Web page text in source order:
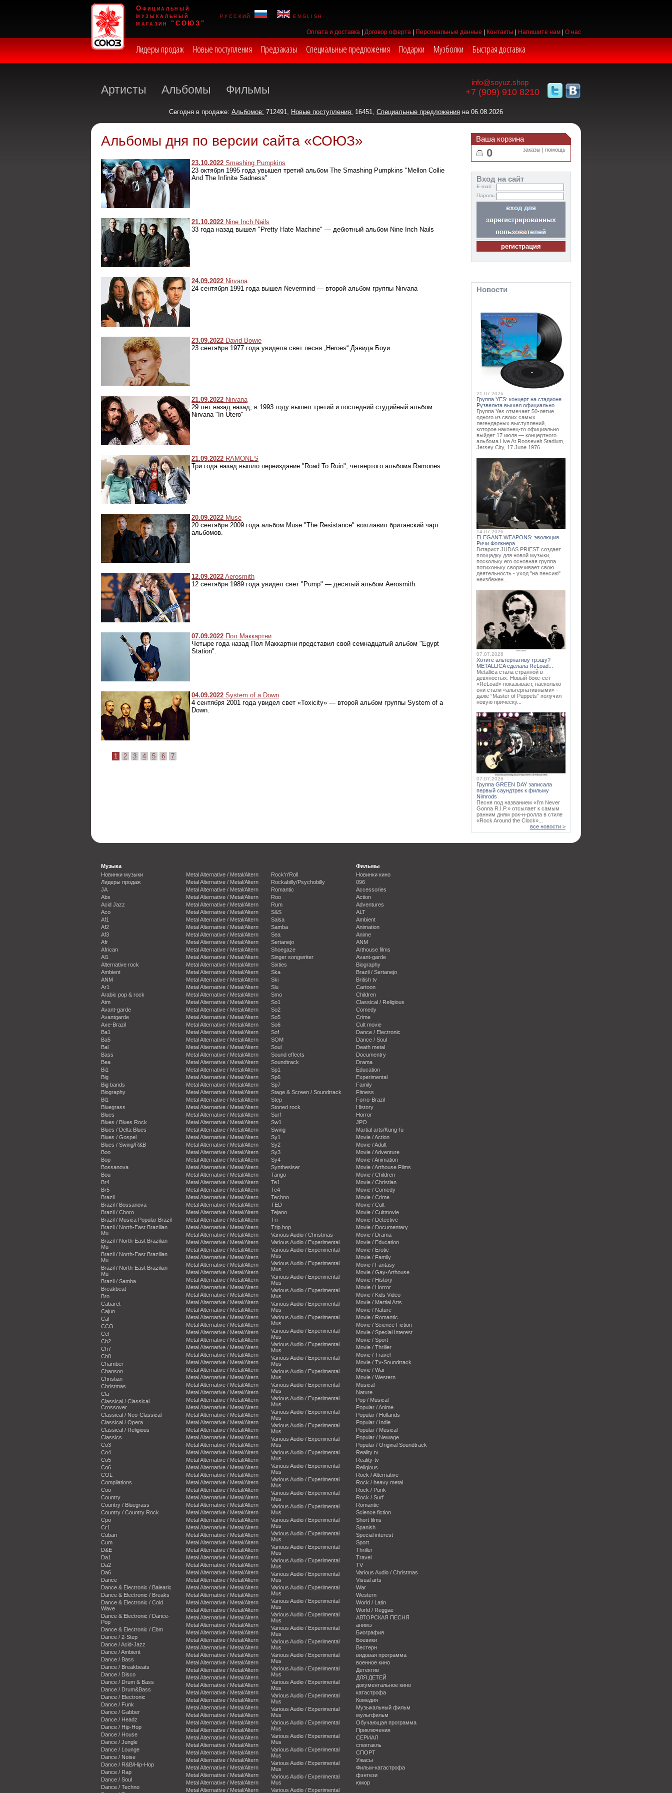
Официальный
музыкальный
магазин "СОЮЗ"
русский english
Оплата и доставка Договор оферта Персональные данные Контакты Напишите нам О нас
Лидеры продаж Новые поступления Предзаказы Специальные предложения Подарки Музболки Быстрая доставка
info@soyuz.shop
+7 (909) 910 8210
Артисты Альбомы Фильмы
Сегодня в продаже: Альбомов: 712491, Новые поступления: 16451, Специальные предложения на 06.08.2026
Альбомы дня по версии сайта «СОЮЗ»
23.10.2022 Smashing Pumpkins
23 октября 1995 года увышел третий альбом The Smashing Pumpkins "Mellon Collie
And The Infinite Sadness"
21.10.2022 Nine Inch Nails
33 года назад вышел "Pretty Hate Machine" — дебютный альбом Nine Inch Nails
24.09.2022 Nirvana
24 сентября 1991 года вышел Nevermind — второй альбом группы Nirvana
23.09.2022 David Bowie
23 сентября 1977 года увидела свет песня „Heroes“ Дэвида Боуи
21.09.2022 Nirvana
29 лет назад назад, в 1993 году вышел третий и последний студийный альбом
Nirvana "In Utero"
21.09.2022 RAMONES
Три года назад вышло переиздание "Road To Ruin", четвертого альбома Ramones
20.09.2022 Muse
20 сентября 2009 года альбом Muse "The Resistance" возглавил британский чарт
альбомов.
12.09.2022 Aerosmith
12 сентября 1989 года увидел свет "Pump" — десятый альбом Aerosmith.
07.09.2022 Пол Маккартни
Четыре года назад Пол Маккартни представил свой семнадцатый альбом "Egypt
Station".
04.09.2022 System of a Down
4 сентября 2001 года увидел свет «Toxicity» — второй альбом группы System of a
Down.
1 2 3 4 5 6 7
Ваша корзина
0 заказы | помощь
Вход на сайт
E-mail:
Пароль:
Новости
21.07.2026
Группа YES: концерт на стадионе
Рузвельта вышел официально
Группа Yes отмечает 50-летие
одного из своих самых
легендарных выступлений,
которое наконец-то официально
выйдет 17 июля — концертного
альбома Live At Roosevelt Stadium,
Jersey City, 17 June 1976...
14.07.2026
ELEGANT WEAPONS: эволюция
Ричи Фолкнера
Гитарист JUDAS PRIEST создает
площадку для новой музыки,
поскольку его основная группа
потихоньку сворачивает свою
деятельность - уход "на пенсию"
неизбежен...
07.07.2026
Хотите альтернативу трэшу?
METALLICA сделала ReLoad...
Metallica стала странной в
девяностых. Новый бокс-сет
«ReLoad» показывает, насколько
они стали «альтернативными» -
даже “Master of Puppets” получил
новую прическу...
07.07.2026
Группа GREEN DAY записала
первый саундтрек к фильму
Nimrods
Песня под названием «I’m Never
Gonna R.I.P.» отсылает к самым
ранним дням рок-н-ролла в стиле
«Rock Around the Clock»...
все новости >
Музыка
Новинки музыки
Лидеры продаж
JA
Abs
Acid Jazz
Aco
Af1
Af2
Af3
Afr
African
Al1
Alternative rock
Ambient
ANM
Ar1
Arabic pop & rock
Atm
Avant-garde
Avantgarde
Axe-Brazil
Ba1
Ba5
Bal
Bass
Bea
Bi1
Big
Big bands
Biography
Bl1
Bluegrass
Blues
Blues / Blues Rock
Blues / Delta Blues
Blues / Gospel
Blues / Swing/R&B
Boo
Bop
Bossanova
Bou
Br4
Br5
Brazil
Brazil / Bossanova
Brazil / Choro
Brazil / Musica Popular Brazil
Brazil / North-East Brazilian
Mu
Brazil / North-East Brazilian
Mu
Brazil / North-East Brazilian
Mu
Brazil / North-East Brazilian
Mu
Brazil / Samba
Breakbeat
Bro
Cabaret
Cajun
Cal
CCO
Cel
Ch2
Ch7
Ch8
Chamber
Chanson
Christian
Christmas
Cla
Classical / Classical
Crossover
Classical / Neo-Classical
Classical / Opera
Classical / Religious
Classics
Co3
Co4
Co5
Co6
COL
Compilations
Coo
Country
Country / Bluegrass
Country / Country Rock
Cpo
Cr1
Cuban
Cum
D&E
Da1
Da2
Da6
Dance
Dance & Electronic / Balearic
Dance & Electronic / Breaks
Dance & Electronic / Cold
Wave
Dance & Electronic / Dance-
Pop
Dance & Electronic / Ebm
Dance / 2-Step
Dance / Acid-Jazz
Dance / Ambient
Dance / Bass
Dance / Breakbeats
Dance / Disco
Dance / Drum & Bass
Dance / Drum&Bass
Dance / Electronic
Dance / Funk
Dance / Gabber
Dance / Headz
Dance / Hip-Hop
Dance / House
Dance / Jungle
Dance / Lounge
Dance / Noise
Dance / R&B/Hip-Hop
Dance / Rap
Dance / Soul
Dance / Techno
Metal Alternative / Metal/Altern
Metal Alternative / Metal/Altern
Metal Alternative / Metal/Altern
Metal Alternative / Metal/Altern
Metal Alternative / Metal/Altern
Metal Alternative / Metal/Altern
Metal Alternative / Metal/Altern
Metal Alternative / Metal/Altern
Metal Alternative / Metal/Altern
Metal Alternative / Metal/Altern
Metal Alternative / Metal/Altern
Metal Alternative / Metal/Altern
Metal Alternative / Metal/Altern
Metal Alternative / Metal/Altern
Metal Alternative / Metal/Altern
Metal Alternative / Metal/Altern
Metal Alternative / Metal/Altern
Metal Alternative / Metal/Altern
Metal Alternative / Metal/Altern
Metal Alternative / Metal/Altern
Metal Alternative / Metal/Altern
Metal Alternative / Metal/Altern
Metal Alternative / Metal/Altern
Metal Alternative / Metal/Altern
Metal Alternative / Metal/Altern
Metal Alternative / Metal/Altern
Metal Alternative / Metal/Altern
Metal Alternative / Metal/Altern
Metal Alternative / Metal/Altern
Metal Alternative / Metal/Altern
Metal Alternative / Metal/Altern
Metal Alternative / Metal/Altern
Metal Alternative / Metal/Altern
Metal Alternative / Metal/Altern
Metal Alternative / Metal/Altern
Metal Alternative / Metal/Altern
Metal Alternative / Metal/Altern
Metal Alternative / Metal/Altern
Metal Alternative / Metal/Altern
Metal Alternative / Metal/Altern
Metal Alternative / Metal/Altern
Metal Alternative / Metal/Altern
Metal Alternative / Metal/Altern
Metal Alternative / Metal/Altern
Metal Alternative / Metal/Altern
Metal Alternative / Metal/Altern
Metal Alternative / Metal/Altern
Metal Alternative / Metal/Altern
Metal Alternative / Metal/Altern
Metal Alternative / Metal/Altern
Metal Alternative / Metal/Altern
Metal Alternative / Metal/Altern
Metal Alternative / Metal/Altern
Metal Alternative / Metal/Altern
Metal Alternative / Metal/Altern
Metal Alternative / Metal/Altern
Metal Alternative / Metal/Altern
Metal Alternative / Metal/Altern
Metal Alternative / Metal/Altern
Metal Alternative / Metal/Altern
Metal Alternative / Metal/Altern
Metal Alternative / Metal/Altern
Metal Alternative / Metal/Altern
Metal Alternative / Metal/Altern
Metal Alternative / Metal/Altern
Metal Alternative / Metal/Altern
Metal Alternative / Metal/Altern
Metal Alternative / Metal/Altern
Metal Alternative / Metal/Altern
Metal Alternative / Metal/Altern
Metal Alternative / Metal/Altern
Metal Alternative / Metal/Altern
Metal Alternative / Metal/Altern
Metal Alternative / Metal/Altern
Metal Alternative / Metal/Altern
Metal Alternative / Metal/Altern
Metal Alternative / Metal/Altern
Metal Alternative / Metal/Altern
Metal Alternative / Metal/Altern
Metal Alternative / Metal/Altern
Metal Alternative / Metal/Altern
Metal Alternative / Metal/Altern
Metal Alternative / Metal/Altern
Metal Alternative / Metal/Altern
Metal Alternative / Metal/Altern
Metal Alternative / Metal/Altern
Metal Alternative / Metal/Altern
Metal Alternative / Metal/Altern
Metal Alternative / Metal/Altern
Metal Alternative / Metal/Altern
Metal Alternative / Metal/Altern
Metal Alternative / Metal/Altern
Metal Alternative / Metal/Altern
Metal Alternative / Metal/Altern
Metal Alternative / Metal/Altern
Metal Alternative / Metal/Altern
Metal Alternative / Metal/Altern
Metal Alternative / Metal/Altern
Metal Alternative / Metal/Altern
Metal Alternative / Metal/Altern
Metal Alternative / Metal/Altern
Metal Alternative / Metal/Altern
Metal Alternative / Metal/Altern
Metal Alternative / Metal/Altern
Metal Alternative / Metal/Altern
Metal Alternative / Metal/Altern
Metal Alternative / Metal/Altern
Metal Alternative / Metal/Altern
Metal Alternative / Metal/Altern
Metal Alternative / Metal/Altern
Metal Alternative / Metal/Altern
Metal Alternative / Metal/Altern
Metal Alternative / Metal/Altern
Metal Alternative / Metal/Altern
Metal Alternative / Metal/Altern
Metal Alternative / Metal/Altern
Metal Alternative / Metal/Altern
Metal Alternative / Metal/Altern
Metal Alternative / Metal/Altern
Metal Alternative / Metal/Altern
Metal Alternative / Metal/Altern
Metal Alternative / Metal/Altern
Metal Alternative / Metal/Altern
Rock'n'Roll
Rockabilly/Psychobilly
Romantic
Roo
Rum
S&S
Salsa
Samba
Sea
Sertanejo
Shoegaze
Singer songwriter
Sixties
Ska
Ski
Slu
Smo
So1
So2
So5
So6
Sof
SOM
Soul
Sound effects
Soundtrack
Sp1
Sp6
Sp7
Stage & Screen / Soundtrack
Step
Stoned rock
Surf
Sw1
Swing
Sy1
Sy2
Sy3
Sy4
Synthesiser
Tango
Te1
Te4
Techno
TED
Tejano
Tri
Trip hop
Various Audio / Christmas
Various Audio / Experimental
Various Audio / Experimental
Mus
Various Audio / Experimental
Mus
Various Audio / Experimental
Mus
Various Audio / Experimental
Mus
Various Audio / Experimental
Mus
Various Audio / Experimental
Mus
Various Audio / Experimental
Mus
Various Audio / Experimental
Mus
Various Audio / Experimental
Mus
Various Audio / Experimental
Mus
Various Audio / Experimental
Mus
Various Audio / Experimental
Mus
Various Audio / Experimental
Mus
Various Audio / Experimental
Mus
Various Audio / Experimental
Mus
Various Audio / Experimental
Mus
Various Audio / Experimental
Mus
Various Audio / Experimental
Mus
Various Audio / Experimental
Mus
Various Audio / Experimental
Mus
Various Audio / Experimental
Mus
Various Audio / Experimental
Mus
Various Audio / Experimental
Mus
Various Audio / Experimental
Mus
Various Audio / Experimental
Mus
Various Audio / Experimental
Mus
Various Audio / Experimental
Mus
Various Audio / Experimental
Mus
Various Audio / Experimental
Mus
Various Audio / Experimental
Mus
Various Audio / Experimental
Mus
Various Audio / Experimental
Mus
Various Audio / Experimental
Mus
Various Audio / Experimental
Mus
Various Audio / Experimental
Mus
Various Audio / Experimental
Mus
Various Audio / Experimental
Mus
Various Audio / Experimental
Mus
Various Audio / Experimental
Mus
Various Audio / Experimental
Mus
Various Audio / Experimental
Фильмы
Новинки кино
096
Accessories
Action
Adventures
ALT
Ambient
Animation
Anime
ANM
Arthouse films
Avant-garde
Biography
Brazil / Sertanejo
British tv
Cartoon
Children
Classical / Religious
Comedy
Crime
Cult movie
Dance / Electronic
Dance / Soul
Death metal
Documentry
Drama
Education
Experimental
Family
Fitness
Forro-Brazil
History
Horror
JPO
Martial arts/Kung-fu
Movie / Action
Movie / Adult
Movie / Adventure
Movie / Animation
Movie / Arthouse Films
Movie / Children
Movie / Christian
Movie / Comedy
Movie / Crime
Movie / Cult
Movie / Cultmovie
Movie / Detective
Movie / Documentary
Movie / Drama
Movie / Education
Movie / Erotic
Movie / Family
Movie / Fantasy
Movie / Gay-Arthouse
Movie / History
Movie / Horror
Movie / Kids Video
Movie / Martial Arts
Movie / Nature
Movie / Romantic
Movie / Science Fiction
Movie / Special Interest
Movie / Sport
Movie / Thriller
Movie / Travel
Movie / Tv-Soundtrack
Movie / War
Movie / Western
Musical
Nature
Pop / Musical
Popular / Anime
Popular / Hollands
Popular / Indie
Popular / Musical
Popular / Newage
Popular / Original Soundtrack
Reality tv
Reality-tv
Religious
Rock / Alternative
Rock / heavy metal
Rock / Punk
Rock / Surf
Romantic
Science fiction
Short films
Spanish
Special interest
Sport
Thriller
Travel
TV
Various Audio / Christmas
Visual arts
War
Western
World / Latin
World / Reggae
АВТОРСКАЯ ПЕСНЯ
анимэ
Биография
Боевики
Вестерн
видовая программа
военное кино
Детектив
ДЛЯ ДЕТЕЙ
документальное кино
катастрофа
Комедия
Музыкальный фильм
мультфильм
Обучающая программа
Приключения
СЕРИАЛ
спектакль
СПОРТ
Ужасы
Фильм-катастрофа
фэнтези
юмор